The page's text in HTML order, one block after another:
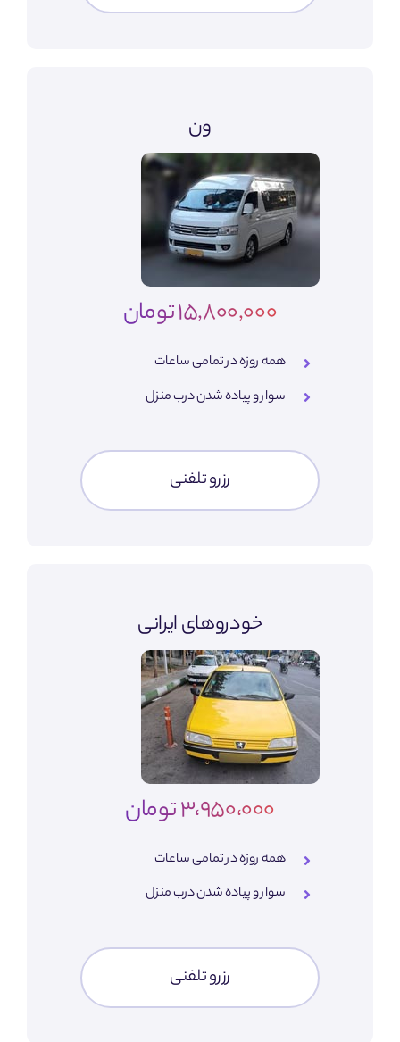
ون
15,800,000 تومان
همه روزه در تمامی ساعات
سوار و پیاده شدن درب منزل
رزرو تلفنی
خودروهای ایرانی
3،950،000 تومان
همه روزه در تمامی ساعات
سوار و پیاده شدن درب منزل
رزرو تلفنی